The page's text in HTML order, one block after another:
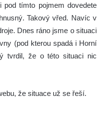
tímto pojmem dovedete
Takový vřed. Navíc v
Dnes ráno jsme o situaci
(pod kterou spadá i Horní
tvrdil, že o této situaci nic
že situace už se řeší.